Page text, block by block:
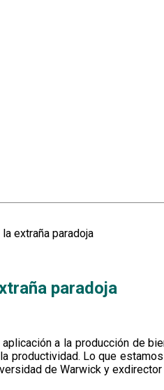
extraña paradoja
paradoja
a la producción de
productividad. Lo que
de Warwick y